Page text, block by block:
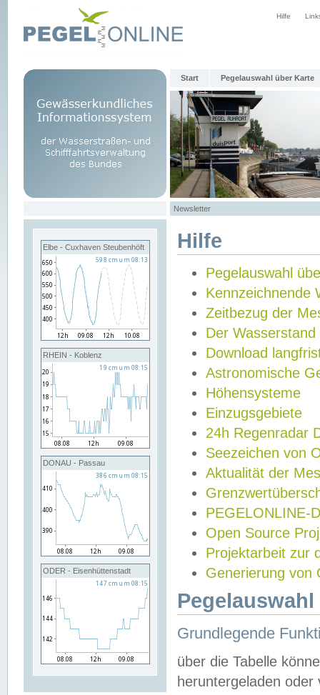
Hilfe
Start Pegelauswahl über Karte
Newsletter
Elbe - Cuxhaven Steubenhöft
RHEIN - Koblenz
DONAU - Passau
ODER - Eisenhüttenstadt
Hilfe
Pegelauswahl
Kennzeichnende
Zeitbezug der
Der Wasserstand
Download
Astronomische
Höhensysteme
Einzugsgebiete
24h Regenradar
Seezeichen von
Aktualität der
PEGELONLINE-
Open Source
Projektarbeit zur
Generierung von
Grundlegende
über die Tabelle
heruntergeladen oder